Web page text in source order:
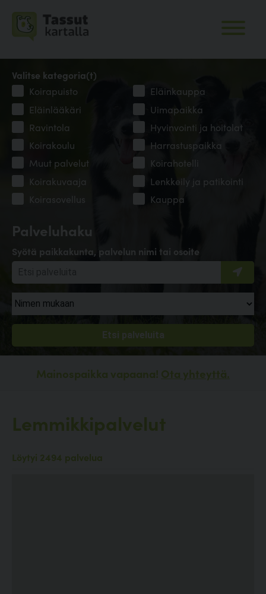
Palveluhaku
Syötä paikkakunta, palvelun nimi tai osoite
Valitse kategoria(t)
Koirapuisto
Eläinkauppa
Eläinlääkäri
Uimapaikka
Ravintola
Hyvinvointi ja hoitolat
Koirakoulu
Harrastuspaikka
Muut palvelut
Koirahotelli
Koirakuvaaja
Lenkkeily ja patikointi
Koirasovellus
Kauppa
Mainospaikka vapaana! Ota yhteyttä.
Lemmikkipalvelut
Löytyi 2494 palvelua